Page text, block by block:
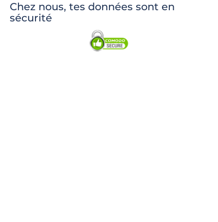
Chez nous, tes données sont en
sécurité